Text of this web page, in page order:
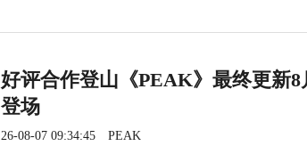
好评合作登山《PEAK》最终更新
登场
26-08-07 09:34:45 PEAK